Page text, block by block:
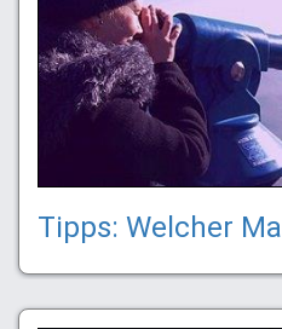
Tipps: Welcher